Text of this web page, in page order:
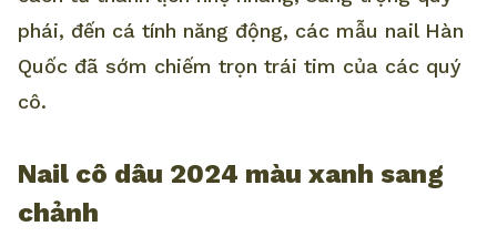
phái, đến cá tính năng động, các mẫu nail Hàn
Quốc đã sớm chiếm trọn trái tim của các quý
cô.
Nail cô dâu 2024 màu xanh sang
chảnh